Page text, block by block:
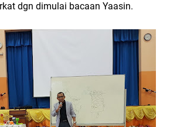
dgn dimulai bacaan Yaasin.